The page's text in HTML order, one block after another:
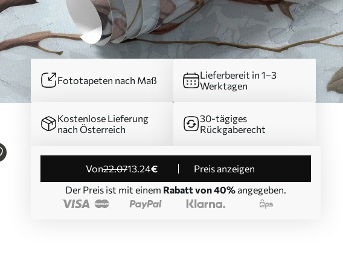
Fototapeten nach Maß
Lieferbereit in 1–3
Werktagen
Kostenlose Lieferung
nach Österreich
30-tägiges
Rückgaberecht
von22.0713.24€
Preis anzeigen
Der Preis ist mit einem Rabatt von 40% angegeben.